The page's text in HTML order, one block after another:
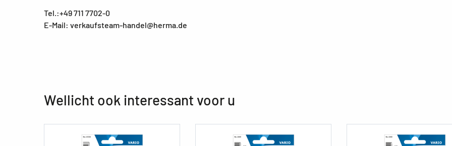
Tel.:+49 711 7702-0
E-Mail: verkaufsteam-handel@herma.de
Wellicht ook interessant voor u